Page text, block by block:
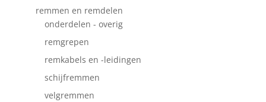
remmen en remdelen
onderdelen - overig
remgrepen
remkabels en -leidingen
schijfremmen
velgremmen